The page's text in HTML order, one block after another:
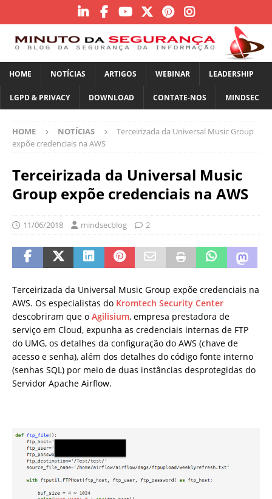
HOME NOTÍCIAS ARTIGOS WEBINAR LEADERSHIP
LGPD & PRIVACY DOWNLOAD CONTATE-NOS MINDSEC
HOME NOTÍCIAS
Terceirizada da Universal Music Group
expõe credenciais na AWS
Terceirizada da Universal Music
Group expõe credenciais na AWS
11/06/2018 mindsecblog 2
Terceirizada da Universal Music Group expõe credenciais na
AWS. Os especialistas do Kromtech Security Center
descobriram que o Agilisium, empresa prestadora de
serviço em Cloud, expunha as credenciais internas de FTP
do UMG, os detalhes da configuração do AWS (chave de
acesso e senha), além dos detalhes do código fonte interno
(senhas SQL) por meio de duas instâncias desprotegidas do
Servidor Apache Airflow.